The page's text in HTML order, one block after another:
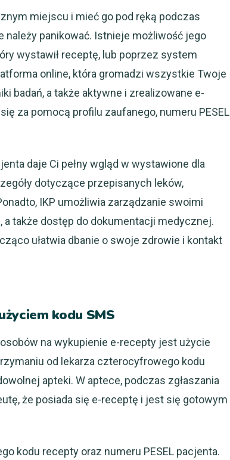
miejscu i mieć go pod ręką podczas
należy panikować. Istnieje możliwość jego
wystawił receptę, lub poprzez system
online, która gromadzi wszystkie Twoje
badań, a także aktywne i zrealizowane e-
za pomocą profilu zaufanego, numeru PESEL
daje Ci pełny wgląd w wystawione dla
dotyczące przepisanych leków,
IKP umożliwia zarządzanie swoimi
także dostęp do dokumentacji medycznej.
ułatwia dbanie o swoje zdrowie i kontakt
kodu SMS
na wykupienie e-recepty jest użycie
od lekarza czterocyfrowego kodu
apteki. W aptece, podczas zgłaszania
że posiada się e-receptę i jest się gotowym
kodu recepty oraz numeru PESEL pacjenta.